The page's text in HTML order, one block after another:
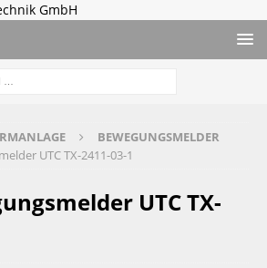
BEWEGUNGSMELDER
UTC TX-2411-03-1
UTC TX-